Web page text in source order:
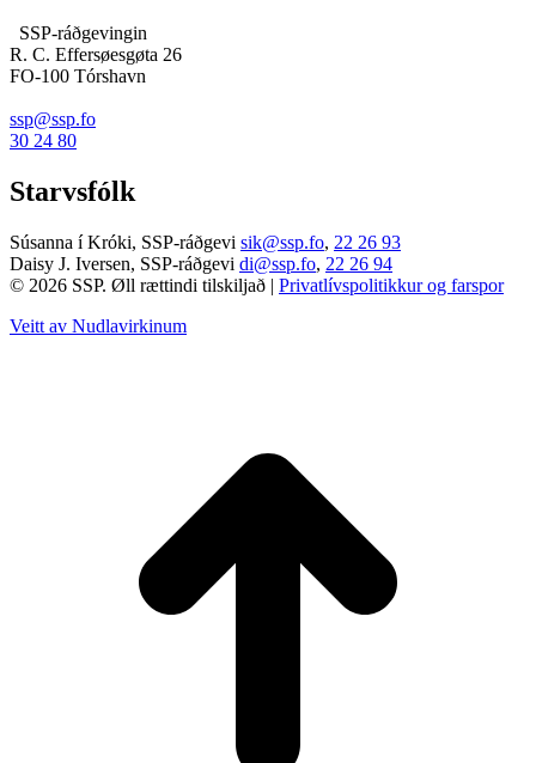
SSP-ráðgevingin
R. C. Effersøesgøta 26
FO-100 Tórshavn
ssp@ssp.fo
30 24 80
Starvsfólk
Súsanna í Króki, SSP-ráðgevi sik@ssp.fo, 22 26 93
Daisy J. Iversen, SSP-ráðgevi di@ssp.fo, 22 26 94
© 2026 SSP. Øll rættindi tilskiljað | Privatlívspolitikkur og farspor
Veitt av Nudlavirkinum